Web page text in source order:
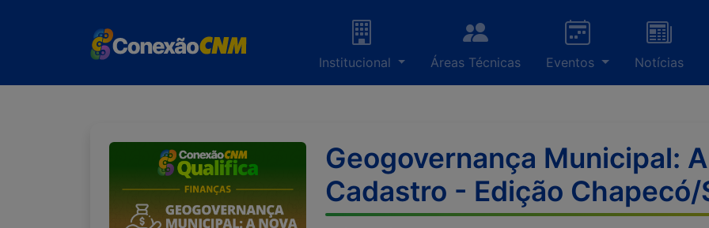
Institucional Áreas Técnicas Eventos Notícias
Geogovernança Municipal:
Cadastro - Edição Chapecó/